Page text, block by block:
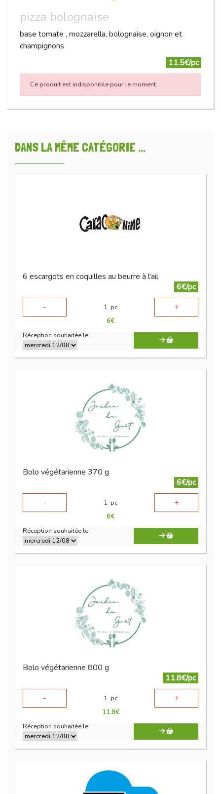
pizza bolognaise
base tomate , mozzarella, bolognaise, oignon et
champignons
11.5€/pc
Ce produit est indisponible pour le moment.
DANS LA MÊME CATÉGORIE ...
6 escargots en coquilles au beurre à l'ail
6€/pc
-
1 pc +
6€
Réception souhaitée le
Bolo végétarienne 370 g
6€/pc
-
1 pc +
6€
Réception souhaitée le
Bolo végétarienne 800 g
11.8€/pc
-
1 pc +
11.8€
Réception souhaitée le